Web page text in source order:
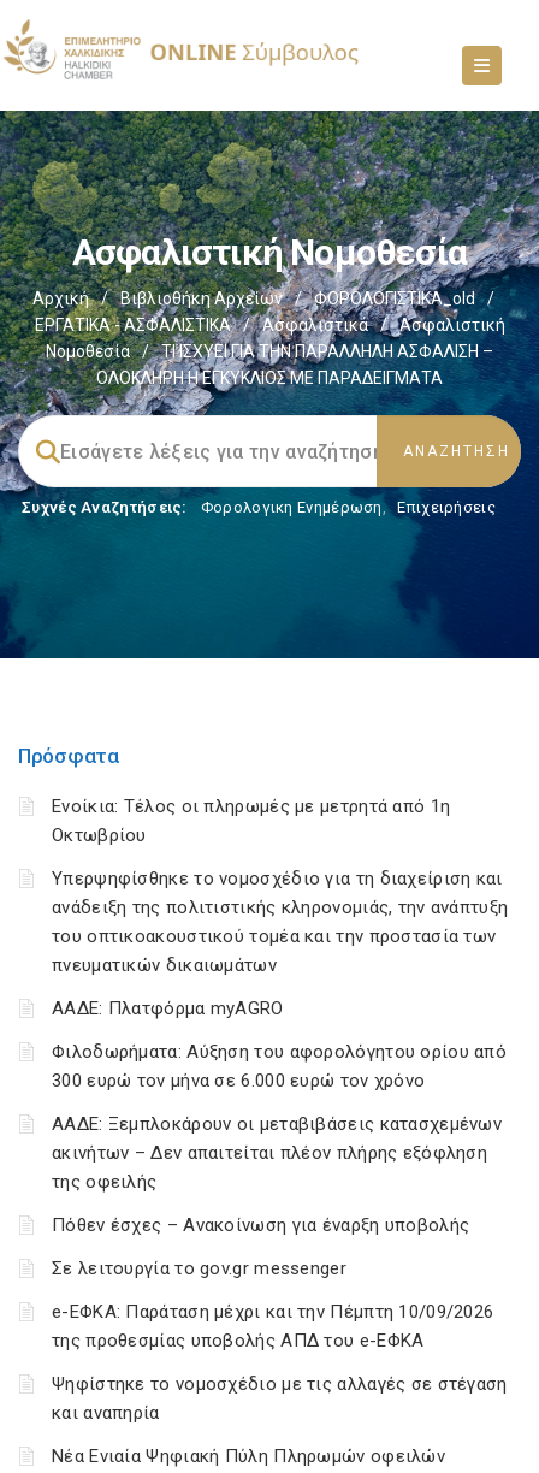
Ασφαλιστική Νομοθεσία
Αρχική / Βιβλιοθήκη Αρχείων / ΦΟΡΟΛΟΓΙΣΤΙΚΑ_old
/
ΕΡΓΑΤΙΚΑ - ΑΣΦΑΛΙΣΤΙΚΑ
/ Ασφαλιστικά /
Ασφαλιστική
Νομοθεσία
/
ΤΙ ΙΣΧΥΕΙ ΓΙΑ ΤΗΝ ΠΑΡΑΛΛΗΛΗ ΑΣΦΑΛΙΣΗ –
ΟΛΟΚΛΗΡΗ Η ΕΓΚΥΚΛΙΟΣ ΜΕ ΠΑΡΑΔΕΙΓΜΑΤΑ
Συχνές Αναζητήσεις: Φορολογικη Ενημέρωση, Επιχειρήσεις
Πρόσφατα
Ενοίκια: Τέλος οι πληρωμές με μετρητά από 1η
Οκτωβρίου
Υπερψηφίσθηκε το νομοσχέδιο για τη διαχείριση και
ανάδειξη της πολιτιστικής κληρονομιάς, την ανάπτυξη
του οπτικοακουστικού τομέα και την προστασία των
πνευματικών δικαιωμάτων
ΑΑΔΕ: Πλατφόρμα myAGRO
Φιλοδωρήματα: Αύξηση του αφορολόγητου ορίου από
300 ευρώ τον μήνα σε 6.000 ευρώ τον χρόνο
ΑΑΔΕ: Ξεμπλοκάρουν οι μεταβιβάσεις κατασχεμένων
ακινήτων – Δεν απαιτείται πλέον πλήρης εξόφληση
της οφειλής
Πόθεν έσχες – Ανακοίνωση για έναρξη υποβολής
Σε λειτουργία το gov.gr messenger
e-ΕΦΚΑ: Παράταση μέχρι και την Πέμπτη 10/09/2026
της προθεσμίας υποβολής ΑΠΔ του e-ΕΦΚΑ
Ψηφίστηκε το νομοσχέδιο με τις αλλαγές σε στέγαση
και αναπηρία
Νέα Ενιαία Ψηφιακή Πύλη Πληρωμών οφειλών